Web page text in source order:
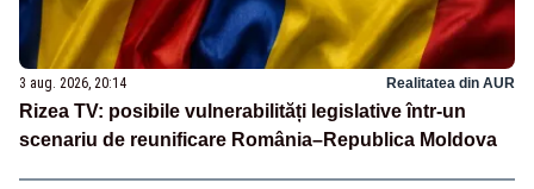
3 aug. 2026, 20:14 Realitatea din AUR
Rizea TV: posibile vulnerabilități legislative într-un
scenariu de reunificare România–Republica Moldova